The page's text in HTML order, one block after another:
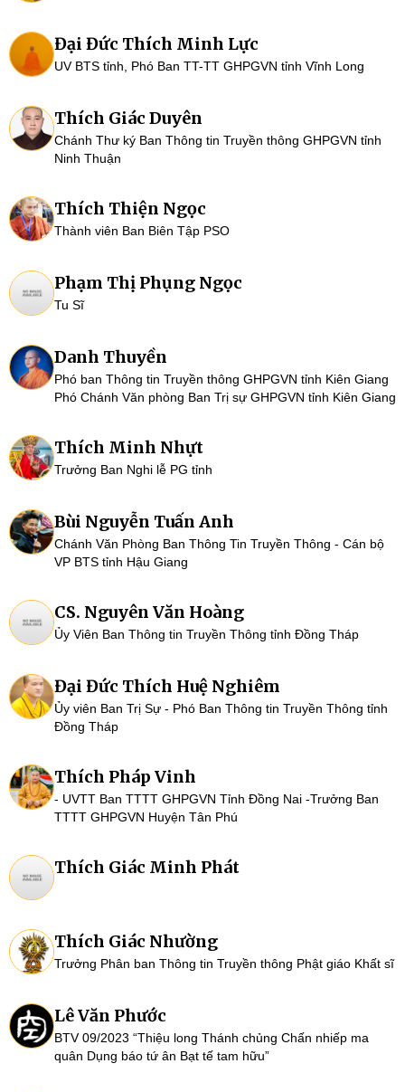
Đại Đức Thích Minh Lực
UV BTS tỉnh, Phó Ban TT-TT GHPGVN tỉnh Vĩnh Long
Thích Giác Duyên
Chánh Thư ký Ban Thông tin Truyền thông GHPGVN tỉnh
Ninh Thuận
Thích Thiện Ngọc
Thành viên Ban Biên Tập PSO
Phạm Thị Phụng Ngọc
Tu Sĩ
Danh Thuyền
Phó ban Thông tin Truyền thông GHPGVN tỉnh Kiên Giang
Phó Chánh Văn phòng Ban Trị sự GHPGVN tỉnh Kiên Giang
Thích Minh Nhựt
Trưởng Ban Nghi lễ PG tỉnh
Bùi Nguyễn Tuấn Anh
Chánh Văn Phòng Ban Thông Tin Truyền Thông - Cán bộ
VP BTS tỉnh Hậu Giang
CS. Nguyên Văn Hoàng
Ủy Viên Ban Thông tin Truyền Thông tỉnh Đồng Tháp
Đại Đức Thích Huệ Nghiêm
Ủy viên Ban Trị Sự - Phó Ban Thông tin Truyền Thông tỉnh
Đồng Tháp
Thích Pháp Vinh
- UVTT Ban TTTT GHPGVN Tỉnh Đồng Nai -Trưởng Ban
TTTT GHPGVN Huyện Tân Phú
Thích Giác Minh Phát
Thích Giác Nhường
Trưởng Phân ban Thông tin Truyền thông Phật giáo Khất sĩ
Lê Văn Phước
BTV 09/2023 “Thiệu long Thánh chủng Chấn nhiếp ma
quân Dụng báo tứ ân Bạt tế tam hữu”